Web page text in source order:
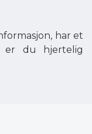
har et
er du hjertelig